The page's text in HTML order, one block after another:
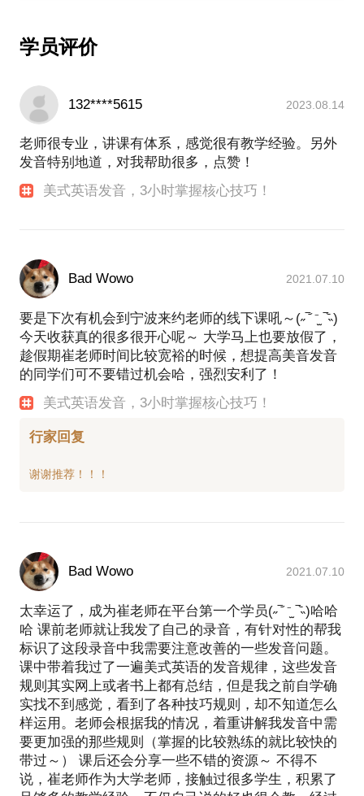
适，可以从此篇自我介绍切入，作为学习素材。当
学员评价
132****5615 2023.08.14
老师很专业，讲课有体系，感觉很有教学经验。另外
发音特别地道，对我帮助很多，点赞！
美式英语发音，3小时掌握核心技巧！
Bad Wowo 2021.07.10
要是下次有机会到宁波来约老师的线下课吼～(˶‾᷄ ⁻̫ ‾᷅˵)
今天收获真的很多很开心呢～ 大学马上也要放假了，
趁假期崔老师时间比较宽裕的时候，想提高美音发音
的同学们可不要错过机会哈，强烈安利了！
美式英语发音，3小时掌握核心技巧！
行家回复
Bad Wowo 2021.07.10
太幸运了，成为崔老师在平台第一个学员(˶‾᷄ ⁻̫ ‾᷅˵)哈哈
哈 课前老师就让我发了自己的录音，有针对性的帮我
标识了这段录音中我需要注意改善的一些发音问题。
课中带着我过了一遍美式英语的发音规律，这些发音
规则其实网上或者书上都有总结，但是我之前自学确
实找不到感觉，看到了各种技巧规则，却不知道怎么
样运用。老师会根据我的情况，着重讲解我发音中需
要更加强的那些规则（掌握的比较熟练的就比较快的
带过～） 课后还会分享一些不错的资源～ 不得不
说，崔老师作为大学老师，接触过很多学生，积累了